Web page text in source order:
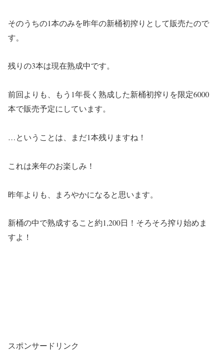
そのうちの1本のみを昨年の新桶初搾りとして販売たので
す。
残りの3本は現在熟成中です。
前回よりも、もう1年長く熟成した新桶初搾りを限定6000
本で販売予定にしています。
…ということは、まだ1本残りますね！
これは来年のお楽しみ！
昨年よりも、まろやかになると思います。
新桶の中で熟成すること約1,200日！そろそろ搾り始めま
すよ！
スポンサードリンク